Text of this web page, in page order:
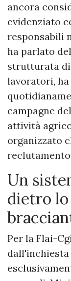
ancora
evidenziato
responsabili
ha parlato
strutturata
lavoratori, ha
campagne
attività
organizzato
Un
dietro
Per la Flai-